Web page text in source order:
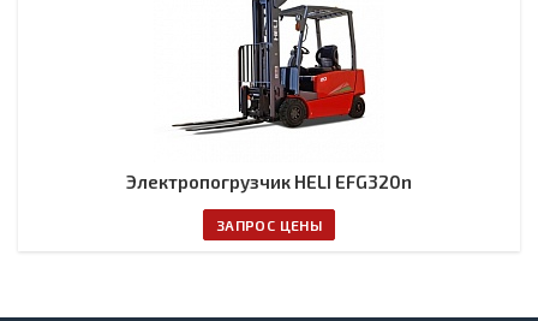
Электропогрузчик HELI EFG320n
ЗАПРОС ЦЕНЫ